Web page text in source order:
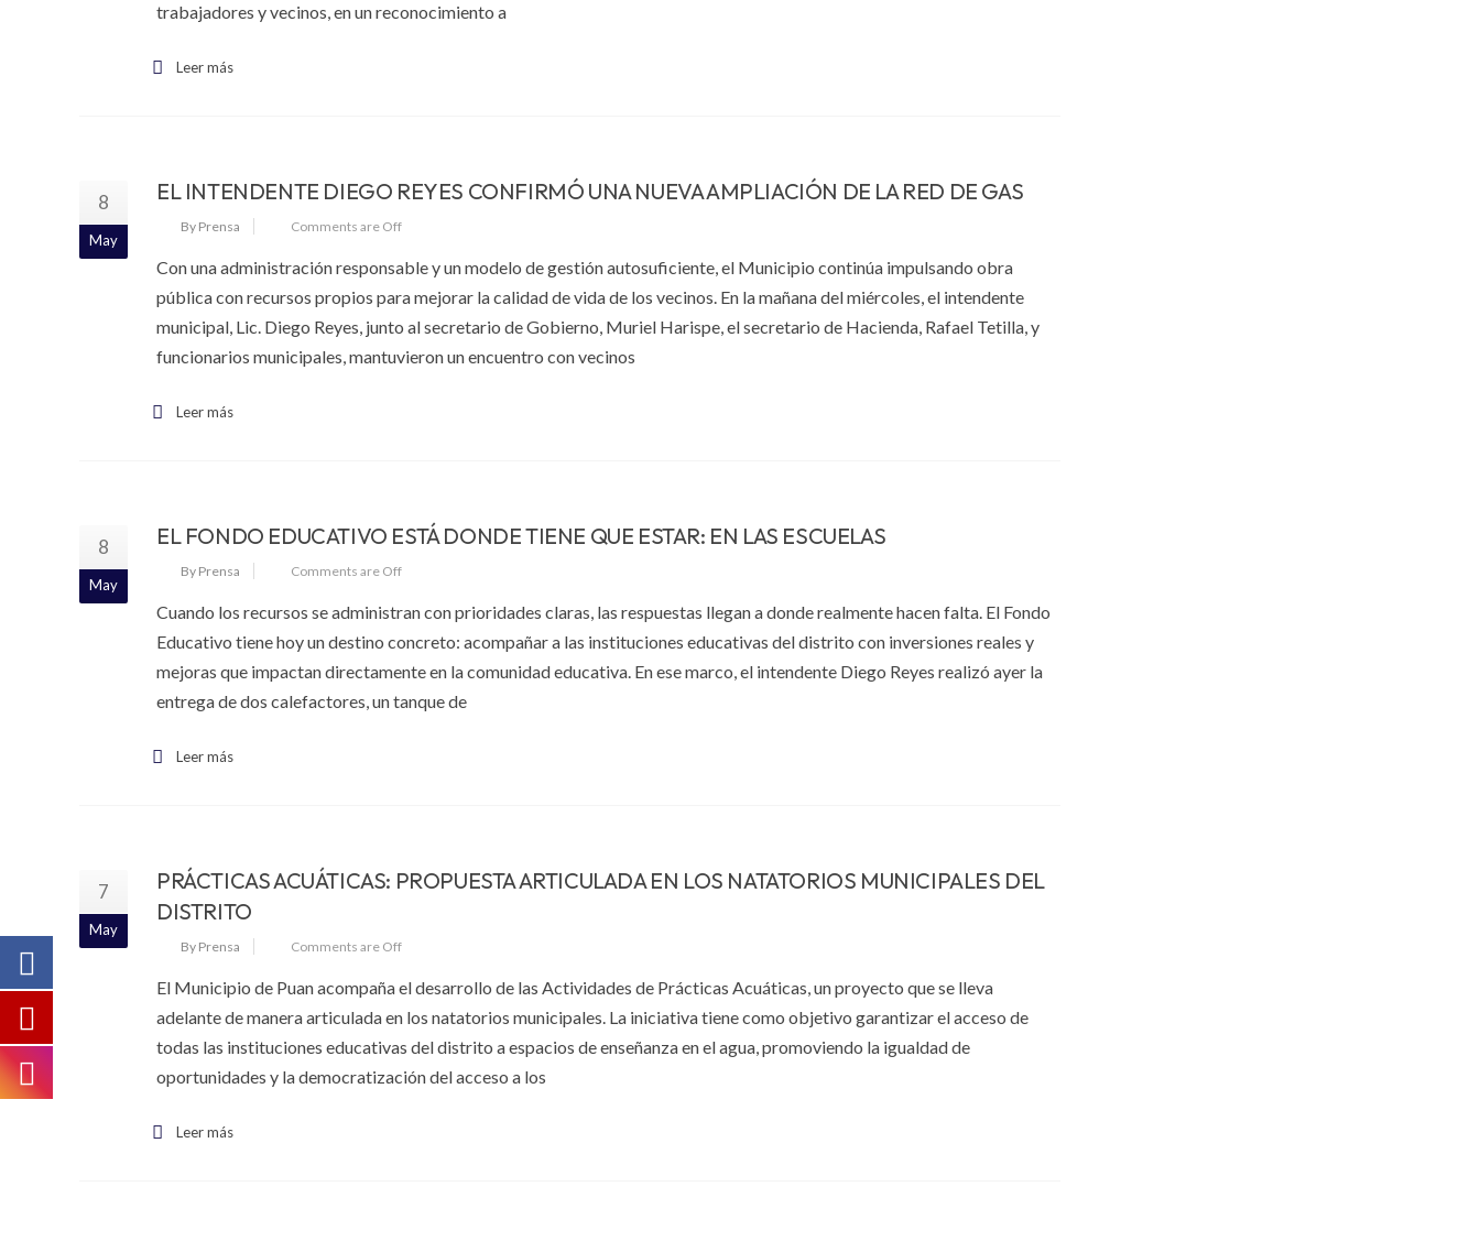
trabajadores y vecinos, en un reconocimiento a
Leer más
8
May
EL INTENDENTE DIEGO REYES CONFIRMÓ UNA NUEVA AMPLIACIÓN DE LA RED DE GAS
By Prensa Comments are Off
Con una administración responsable y un modelo de gestión autosuficiente, el Municipio continúa impulsando obra
pública con recursos propios para mejorar la calidad de vida de los vecinos. En la mañana del miércoles, el intendente
municipal, Lic. Diego Reyes, junto al secretario de Gobierno, Muriel Harispe, el secretario de Hacienda, Rafael Tetilla, y
funcionarios municipales, mantuvieron un encuentro con vecinos
Leer más
8
May
EL FONDO EDUCATIVO ESTÁ DONDE TIENE QUE ESTAR: EN LAS ESCUELAS
By Prensa Comments are Off
Cuando los recursos se administran con prioridades claras, las respuestas llegan a donde realmente hacen falta. El Fondo
Educativo tiene hoy un destino concreto: acompañar a las instituciones educativas del distrito con inversiones reales y
mejoras que impactan directamente en la comunidad educativa. En ese marco, el intendente Diego Reyes realizó ayer la
entrega de dos calefactores, un tanque de
Leer más
7
May
PRÁCTICAS ACUÁTICAS: PROPUESTA ARTICULADA EN LOS NATATORIOS MUNICIPALES DEL
DISTRITO
By Prensa Comments are Off
El Municipio de Puan acompaña el desarrollo de las Actividades de Prácticas Acuáticas, un proyecto que se lleva
adelante de manera articulada en los natatorios municipales. La iniciativa tiene como objetivo garantizar el acceso de
todas las instituciones educativas del distrito a espacios de enseñanza en el agua, promoviendo la igualdad de
oportunidades y la democratización del acceso a los
Leer más